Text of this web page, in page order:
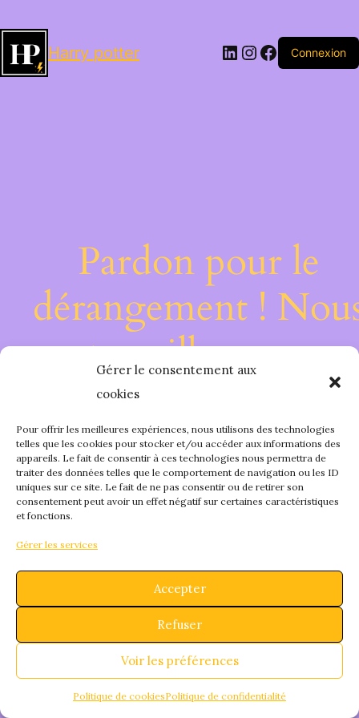
Gérer le consentement aux
cookies
Pour offrir les meilleures expériences, nous utilisons des technologies
telles que les cookies pour stocker et/ou accéder aux informations des
appareils. Le fait de consentir à ces technologies nous permettra de
traiter des données telles que le comportement de navigation ou les ID
uniques sur ce site. Le fait de ne pas consentir ou de retirer son
consentement peut avoir un effet négatif sur certaines caractéristiques
et fonctions.
Gérer les services
Accepter
Refuser
Voir les préférences
Politique de cookiesPolitique de confidentialité
Harry potter LinkedIn
Instagram
Facebook
Connexion
Pardon pour le
dérangement !
travaillons sur
quelque chose de
fantastique –
bientôt !